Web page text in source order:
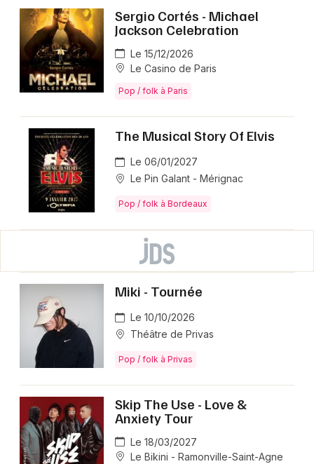
Sergio Cortés - Michael
Jackson Celebration
Le 15/12/2026
Le Casino de Paris
Pop / folk à Paris
The Musical Story Of Elvis
Le 06/01/2027
Le Pin Galant - Mérignac
Pop / folk à Bordeaux
Miki - Tournée
Le 10/10/2026
Théâtre de Privas
Pop / folk à Privas
Skip The Use - Love &
Anxiety Tour
Le 18/03/2027
Le Bikini - Ramonville-Saint-Agne